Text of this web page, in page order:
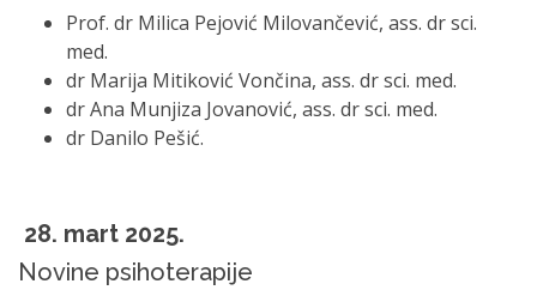
Prof. dr Milica Pejović Milovančević, ass. dr sci.
med.
dr Marija Mitiković Vončina, ass. dr sci. med.
dr Ana Munjiza Jovanović, ass. dr sci. med.
dr Danilo Pešić.
28. mart 2025.
Novine psihoterapije